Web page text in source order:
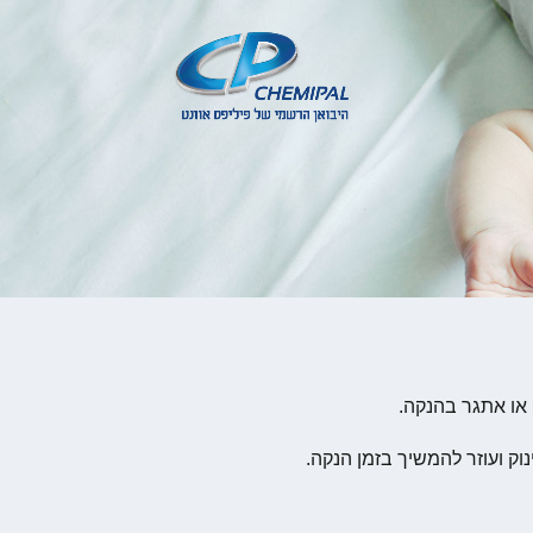
או אתגר בהנקה.
ועוזר להמשיך בזמן הנקה.